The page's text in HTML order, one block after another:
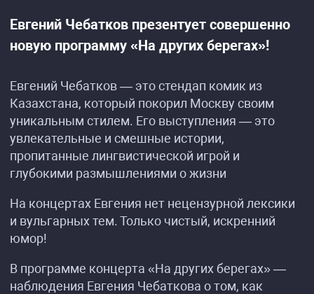
Евгений Чебатков презентует совершенно
новую программу «На других берегах»!
Евгений Чебатков — это стендап комик из
Казахстана, который покорил Москву своим
уникальным стилем. Его выступления — это
увлекательные и смешные истории,
пропитанные лингвистической игрой и
глубокими размышлениями о жизни
На концертах Евгения нет нецензурной лексики
и вульгарных тем. Только чистый, искренний
юмор!
В программе концерта «На других берегах» —
наблюдения Евгения Чебаткова о том, как